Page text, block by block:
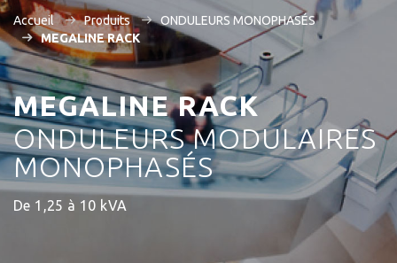
Accueil Produits
ONDULEURS MONOPHASÉS
MEGALINE RACK
MEGALINE RACK
ONDULEURS MODULAIRES
MONOPHASÉS
De 1,25 à 10 kVA